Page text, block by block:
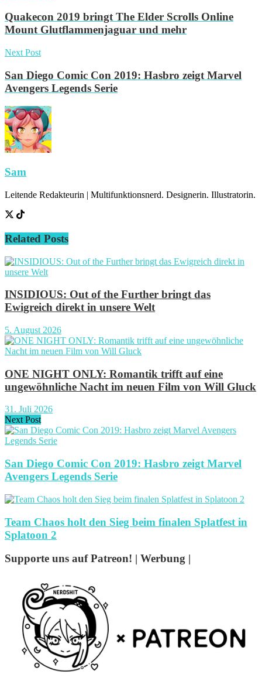
Quakecon 2019 bringt The Elder Scrolls Online
Mount Glutflammenjaguar und mehr
Next Post
San Diego Comic Con 2019: Hasbro zeigt Marvel
Avengers Legends Serie
Sam
Leitende Redakteurin | Multifunktionsnerd. Designerin. Illustratorin.
Related Posts
INSIDIOUS: Out of the Further bringt das
Ewigreich direkt in unsere Welt
5. August 2026
ONE NIGHT ONLY: Romantik trifft auf eine
ungewöhnliche Nacht im neuen Film von Will Gluck
31. Juli 2026
Next Post
San Diego Comic Con 2019: Hasbro zeigt Marvel
Avengers Legends Serie
Team Chaos holt den Sieg beim finalen Splatfest in
Splatoon 2
Supporte uns auf Patreon! | Werbung |